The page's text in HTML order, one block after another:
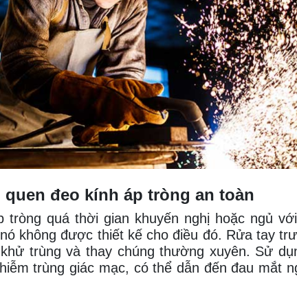
đeo kính áp tròng an toàn
tròng quá thời gian khuyến nghị hoặc ngủ
không được thiết kế cho điều đó. Rửa tay
trùng và thay chúng thường xuyên. Sử
trùng giác mạc, có thể dẫn đến đau mắt